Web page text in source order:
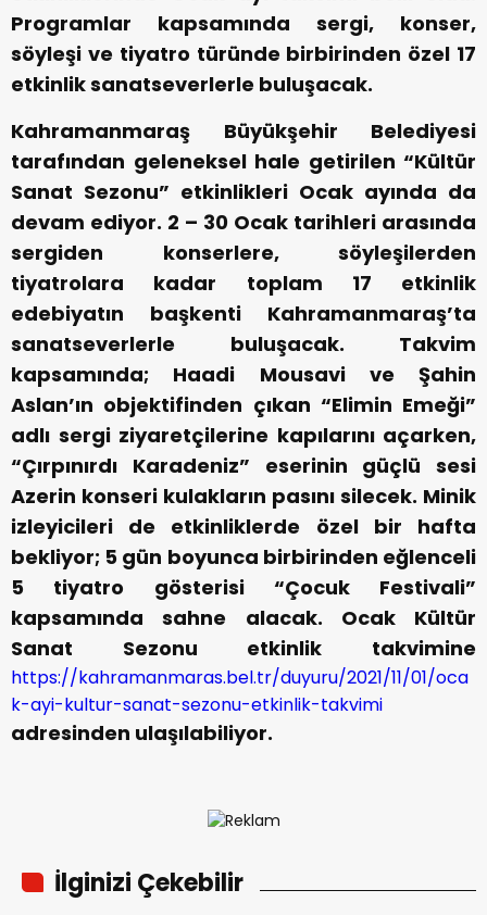
Programlar kapsamında sergi, konser,
söyleşi ve tiyatro türünde birbirinden özel 17
etkinlik sanatseverlerle buluşacak.
Kahramanmaraş Büyükşehir Belediyesi
tarafından geleneksel hale getirilen “Kültür
Sanat Sezonu” etkinlikleri Ocak ayında da
devam ediyor. 2 – 30 Ocak tarihleri arasında
sergiden konserlere, söyleşilerden
tiyatrolara kadar toplam 17 etkinlik
edebiyatın başkenti Kahramanmaraş’ta
sanatseverlerle buluşacak. Takvim
kapsamında; Haadi Mousavi ve Şahin
Aslan’ın objektifinden çıkan “Elimin Emeği”
adlı sergi ziyaretçilerine kapılarını açarken,
“Çırpınırdı Karadeniz” eserinin güçlü sesi
Azerin konseri kulakların pasını silecek. Minik
izleyicileri de etkinliklerde özel bir hafta
bekliyor; 5 gün boyunca birbirinden eğlenceli
5 tiyatro gösterisi “Çocuk Festivali”
kapsamında sahne alacak. Ocak Kültür
Sanat Sezonu etkinlik takvimine
https://kahramanmaras.bel.tr/duyuru/2021/11/01/oca
k-ayi-kultur-sanat-sezonu-etkinlik-takvimi
adresinden ulaşılabiliyor.
İlginizi Çekebilir